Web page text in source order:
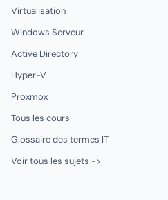
Virtualisation
Windows Serveur
Active Directory
Hyper-V
Proxmox
Tous les cours
Glossaire des termes IT
Voir tous les sujets ->